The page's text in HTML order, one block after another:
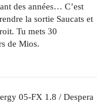
des années… C’est
la sortie Saucats et
Tu mets 30
de Mios.
05-FX 1.8 / Despera